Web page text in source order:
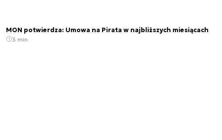
MON potwierdza: Umowa na Pirata w najbliższych miesiącach
3 min.